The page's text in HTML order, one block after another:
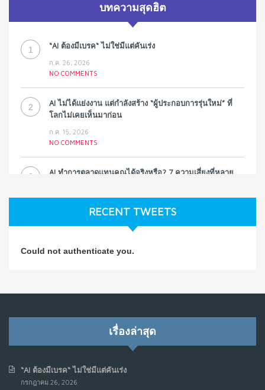
บทความสุดฮิต
1 “AI ต้องมีเบรค“ ไม่ใช่มีแต่คันเร่ง
ก.ค. 26, 2026
NO COMMENTS
2
AI ไม่ได้แย่งงาน แต่กำลังสร้าง “ผู้ประกอบการรุ่นใหม่” ที่
โลกไม่เคยเห็นมาก่อน
ก.ค. 15, 2026
NO COMMENTS
3
AI ทำการตลาดแทนคุณได้จริงหรือ? 7 ความเสี่ยงที่หลาย
NO COMMENTS
Koe ในแบบอาจารย์บอม
รัฐอาจเป็นจุดเริ่มต้นของ “ขบวนการประท้วงดิจิทัล” ครั้งใหม่
RECENT TWEETS
Could not authenticate you.
เรื่องล่าสุด
“AI ต้องมีเบรค“ ไม่ใช่มีแต่คันเร่ง
กรกฎาคม 26, 2026